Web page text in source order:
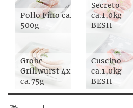
Pollo Fino ca.
500g
Secreto
ca.1,0kg
BESH
Grobe
Grillwurst 4x
ca.75g
Cuscino
ca.1,0kg
BESH